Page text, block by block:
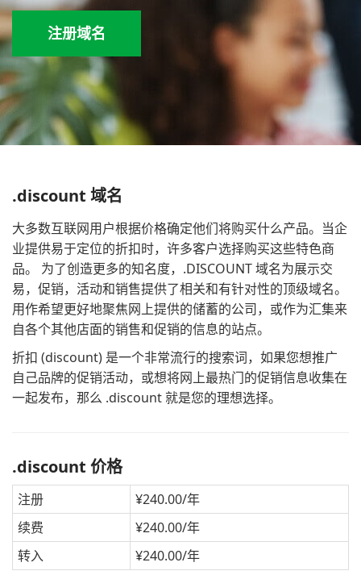
注册域名
.discount 域名
大多数互联网用户根据价格确定他们将购买什么产品。当企
业提供易于定位的折扣时，许多客户选择购买这些特色商
品。 为了创造更多的知名度，.DISCOUNT 域名为展示交
易，促销，活动和销售提供了相关和有针对性的顶级域名。
用作希望更好地聚焦网上提供的储蓄的公司，或作为汇集来
自各个其他店面的销售和促销的信息的站点。
折扣 (discount) 是一个非常流行的搜索词，如果您想推广
自己品牌的促销活动，或想将网上最热门的促销信息收集在
一起发布，那么 .discount 就是您的理想选择。
.discount 价格
注册
¥240.00/年
续费
¥240.00/年
转入
¥240.00/年